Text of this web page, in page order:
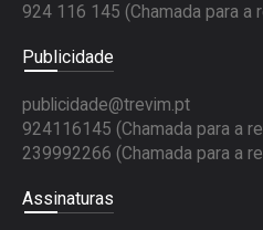
924 116 145 (Chamada para a
Publicidade
publicidade@trevim.pt
924116145 (Chamada para a
239992266 (Chamada para a
Assinaturas